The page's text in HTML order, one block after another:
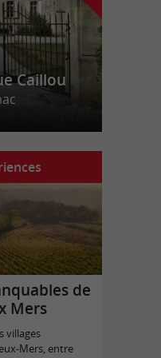
Caillou
de
Mers
villages
Mers, entre